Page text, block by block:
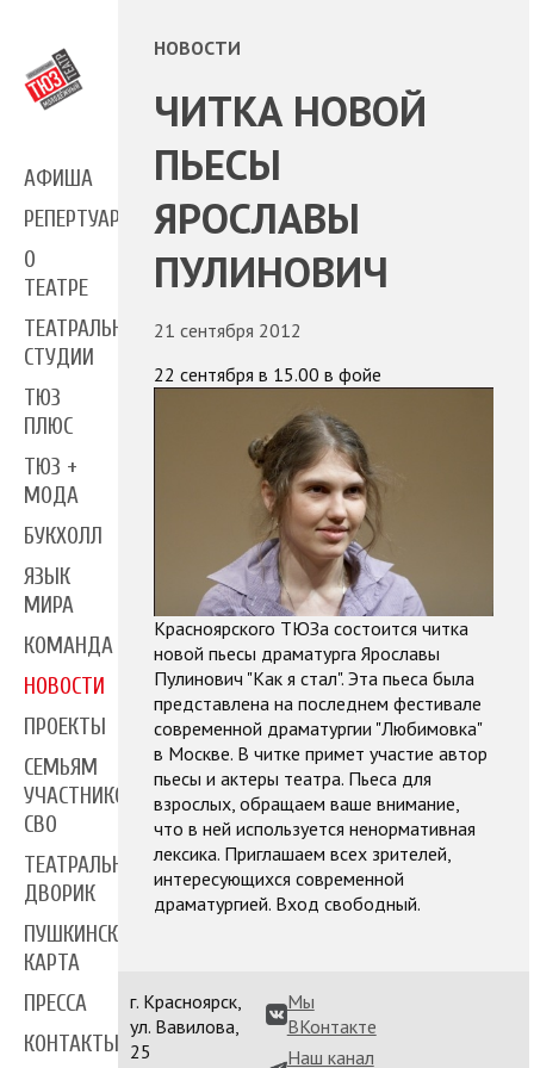
АФИША
РЕПЕРТУАР
О
ТЕАТРЕ
ТЕАТРАЛЬНЫЕ
СТУДИИ
ТЮЗ
ПЛЮС
ТЮЗ +
МОДА
БУКХОЛЛ
ЯЗЫК
МИРА
КОМАНДА
НОВОСТИ
ПРОЕКТЫ
СЕМЬЯМ
УЧАСТНИКОВ
СВО
ТЕАТРАЛЬНЫЙ
ДВОРИК
ПУШКИНСКАЯ
КАРТА
ПРЕССА
КОНТАКТЫ
НОВОСТИ
ЧИТКА НОВОЙ
ПЬЕСЫ
ЯРОСЛАВЫ
ПУЛИНОВИЧ
21 сентября 2012
22 сентября в 15.00 в фойе
Красноярского ТЮЗа состоится читка
новой пьесы драматурга Ярославы
Пулинович "Как я стал". Эта пьеса была
представлена на последнем фестивале
современной драматургии "Любимовка"
в Москве. В читке примет участие автор
пьесы и актеры театра. Пьеса для
взрослых, обращаем ваше внимание,
что в ней используется ненормативная
лексика. Приглашаем всех зрителей,
интересующихся современной
драматургией. Вход свободный.
г. Красноярск,
ул. Вавилова,
25
Мы
ВКонтакте
Наш канал